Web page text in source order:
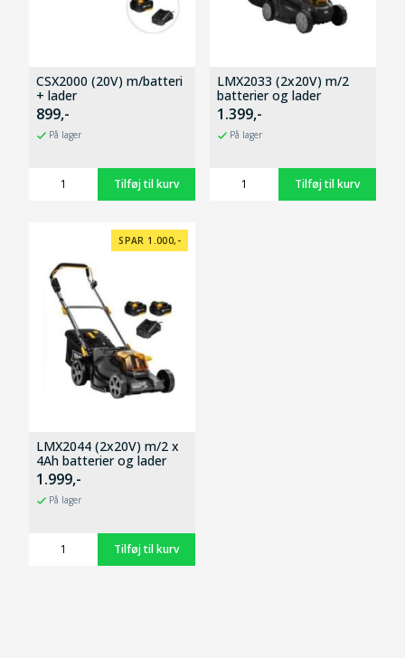
CSX2000 (20V) m/batteri
+ lader
899,-
På lager
LMX2033 (2x20V) m/2
batterier og lader
1.399,-
På lager
SPAR 1.000,-
LMX2044 (2x20V) m/2 x
4Ah batterier og lader
1.999,-
På lager